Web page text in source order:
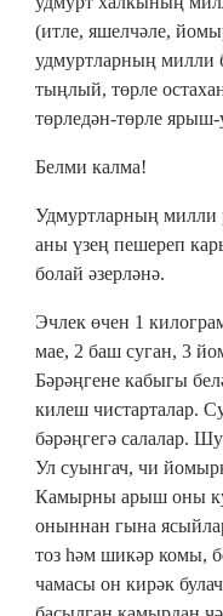
(итле, яшелчәле,
удмуртларның
тыңлый, төрле
төрледән-төрле
Белми калма!
Удмуртларның милли
аны үзең пешереп
болай әзерләнә.
Эчлек өчен 1
мае, 2 баш суган, 3
Бәрәңгене кабыгы
килеш чистарталар.
бәрәңгегә салалар.
Ул суынгач, чи
Камырны арыш оны
оныннан гына
тоз һәм шикәр комы,
чамасы он кирәк